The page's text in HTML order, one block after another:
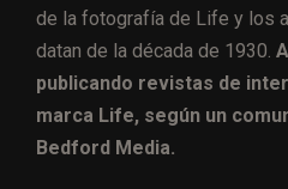
de la fotografía de Life y los
datan de la década de 1930.
publicando revistas de
marca Life, según un
Bedford Media.